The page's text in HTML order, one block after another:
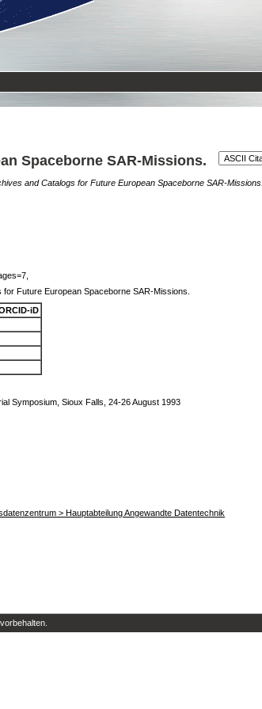
Spaceborne SAR-Missions.
and Catalogs for Future European Spaceborne SAR-Missions.
Future European Spaceborne SAR-Missions.
iD
Symposium, Sioux Falls, 24-26 August 1993
> Hauptabteilung Angewandte Datentechnik